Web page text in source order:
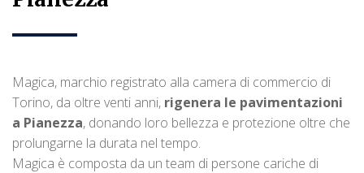
Magica, marchio registrato alla camera di commercio di
Torino, da oltre venti anni, rigenera le pavimentazioni
a Pianezza, donando loro bellezza e protezione oltre che
prolungarne la durata nel tempo.
Magica è composta da un team di persone cariche di